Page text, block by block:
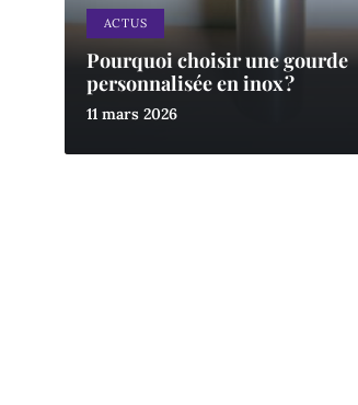
ACTUS
Pourquoi choisir une gourde
personnalisée en inox ?
11 mars 2026